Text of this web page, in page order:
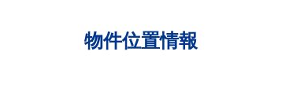
物件位置情報